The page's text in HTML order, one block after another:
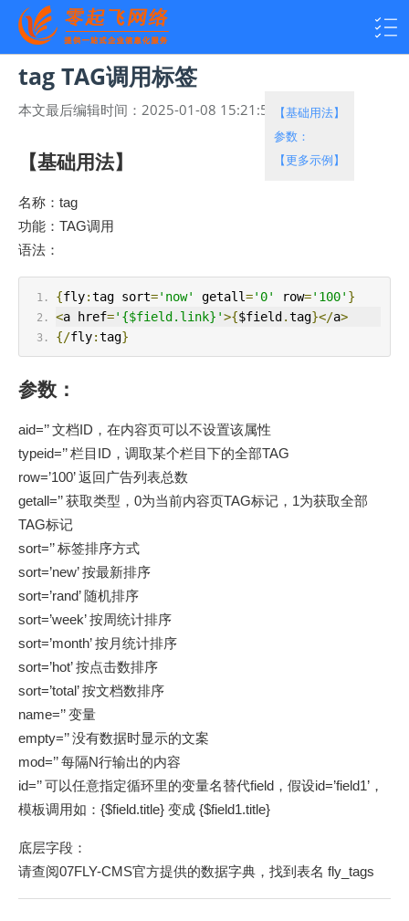
tag TAG调用标签
本文最后编辑时间： 2025-01-08 15:21:53 热度：4214
【基础用法】
名称：tag
功能：TAG调用
语法：
{fly:tag sort='now' getall='0' row='100' }
<a href='{$field.link}'>{$field .tag}</a>
{/fly:tag}
参数：
aid=’’ 文档ID，在内容页可以不设置该属性
typeid=’’ 栏目ID，调取某个栏目下的全部TAG
row=’100’ 返回广告列表总数
getall=’’ 获取类型，0为当前内容页TAG标记，1为获取全部
TAG标记
sort=’’ 标签排序方式
sort=’new’ 按最新排序
sort=’rand’ 随机排序
sort=’week’ 按周统计排序
sort=’month’ 按月统计排序
sort=’hot’ 按点击数排序
sort=’total’ 按文档数排序
name=’’ 变量
empty=’’ 没有数据时显示的文案
mod=’’ 每隔N行输出的内容
id=’’ 可以任意指定循环里的变量名替代field，假设id=’field1’，
模板调用如：{$field.title} 变成 {$field1.title}
底层字段：
请查阅07FLY-CMS官方提供的数据字典，找到表名 fly_tags
【基础用法】
参数：
【更多示例】